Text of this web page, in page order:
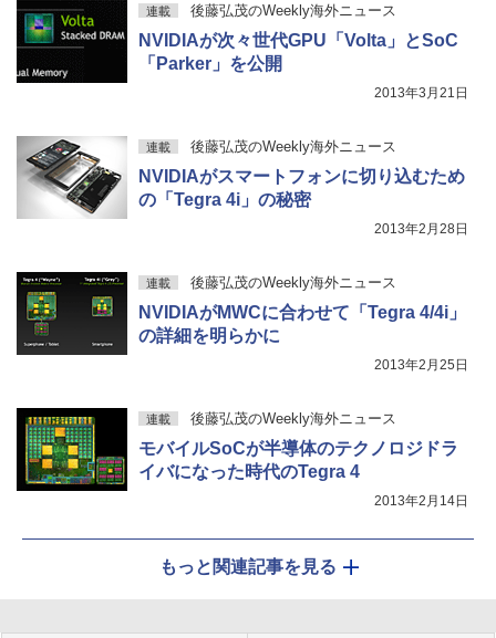
連載 後藤弘茂のWeekly海外ニュース
NVIDIAが次々世代GPU「Volta」とSoC
「Parker」を公開
2013年3月21日
連載 後藤弘茂のWeekly海外ニュース
NVIDIAがスマートフォンに切り込むため
の「Tegra 4i」の秘密
2013年2月28日
連載 後藤弘茂のWeekly海外ニュース
NVIDIAがMWCに合わせて「Tegra 4/4i」
の詳細を明らかに
2013年2月25日
連載 後藤弘茂のWeekly海外ニュース
モバイルSoCが半導体のテクノロジドラ
イバになった時代のTegra 4
2013年2月14日
もっと関連記事を見る